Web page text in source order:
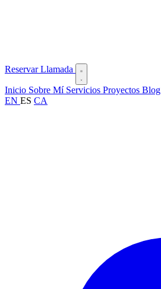
Reservar Llamada
Inicio Sobre Mí Servicios Proyectos Blog
EN ES CA